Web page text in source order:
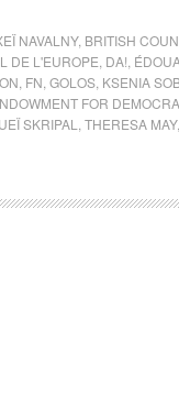
NAVALNY, BRITISH
DE L'EUROPE DA!
FN GOLOS KSENIA
FOR
SKRIPAL THERESA MAY,